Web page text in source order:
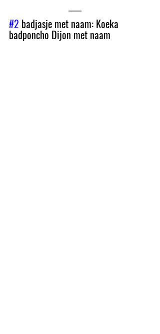
#2 badjasje met naam: Koeka
badponcho Dijon met naam